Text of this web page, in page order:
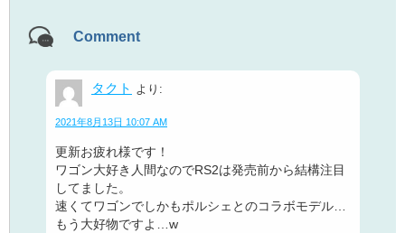
Comment
タクト より:
2021年8月13日 10:07 AM
更新お疲れ様です！
ワゴン大好き人間なのでRS2は発売前から結構注目
してました。
速くてワゴンでしかもポルシェとのコラボモデル…
もう大好物ですよ…w